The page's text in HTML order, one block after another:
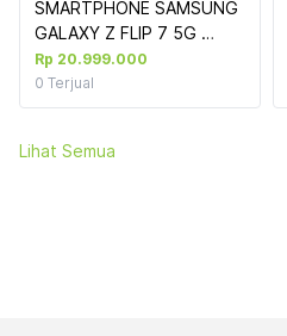
SMARTPHONE SAMSUNG
GALAXY Z FLIP 7 5G
(F766) 12/512GB BLUE
Rp 20.999.000
0 Terjual
Lihat Semua